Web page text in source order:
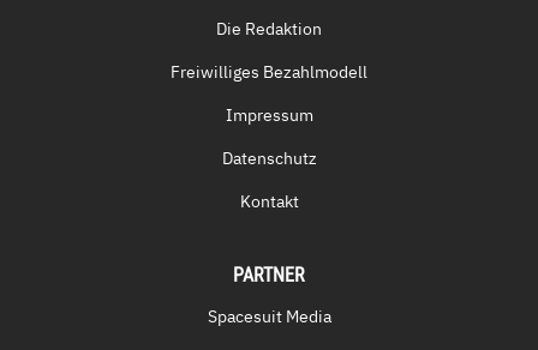
Die Redaktion
Freiwilliges Bezahlmodell
Impressum
Datenschutz
Kontakt
PARTNER
Spacesuit Media